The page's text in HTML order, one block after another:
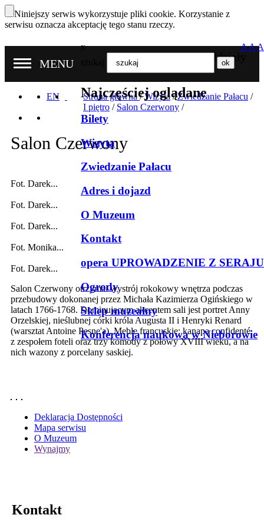
Niniejszy serwis wykorzystuje pliki cookie. Korzystanie z
serwisu oznacza akceptację tego stanu rzeczy.
Nasze oddziały
MENU
x
Najczęściej oglądane
Bilety
Wizyta
Zwiedzanie Pałacu
Adres i dojazd
O Muzeum
Kontakt
opera UPROWADZENIE Z SERAJU
Ogrody
Sklep muzealny
Konferencja naukowa w Nieborowie
AAA
EN Strona główna/ Wizyta/Zwiedzanie Pałacu /
I piętro / Salon Czerwony /
Salon Czerwony
Fot. Darek...
Fot. Darek...
Fot. Darek...
Fot. Monika...
Fot. Darek...
Salon Czerwony otrzymał wystrój rokokowy wnętrza podczas
przebudowy dokonanej przez Michała Kazimierza Ogińskiego w
latach 1766-1768. Dominującym akcentem sali jest portret Anny
Orzelskiej, nieślubnej córki króla Augusta II i Henryki Renard
(warsztat Antoine Pesne'a). Meble francuskie: kanapa confidenté
z zespołem foteli oraz trzy komody z połowy XVIII wieku, a na
nich wazony z porcelany saskiej.
Deklaracja Dostępności
Mapa serwisu
O Muzeum
Wynajmy
Kontakt